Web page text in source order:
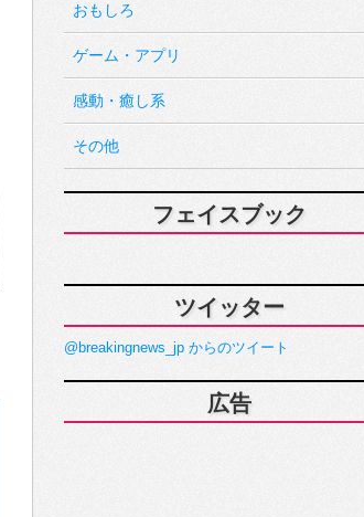
おもしろ
ゲーム・アプリ
感動・癒し系
その他
フェイスブック
ツイッター
@breakingnews_jp からのツイート
広告